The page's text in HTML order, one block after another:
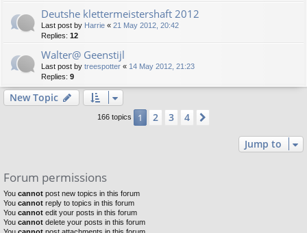
Deutshe klettermeistershaft 2012
Last post by Harrie « 21 May 2012, 20:42
Replies: 12
Walter@ Geenstijl
Last post by treespotter « 14 May 2012, 21:23
Replies: 9
New Topic
166 topics 1 2 3 4
Jump to
Forum permissions
You cannot post new topics in this forum
You cannot reply to topics in this forum
You cannot edit your posts in this forum
You cannot delete your posts in this forum